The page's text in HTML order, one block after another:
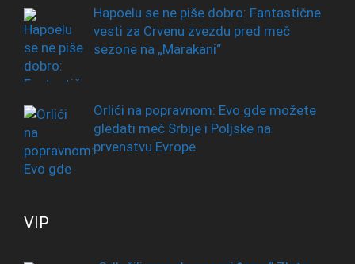
Hapoelu se ne piše dobro: Fantastične
vesti za Crvenu zvezdu pred meč
sezone na „Marakani“
Orlići na popravnom: Evo gde možete
gledati meč Srbije i Poljske na
prvenstvu Evrope
VIP